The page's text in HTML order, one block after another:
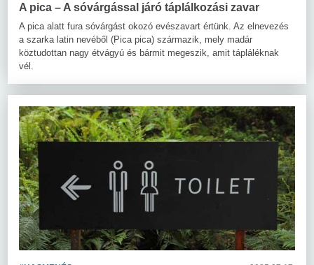
A pica – A sóvárgással járó táplálkozási zavar
A pica alatt fura sóvárgást okozó evészavart értünk. Az elnevezés
a szarka latin nevéből (Pica pica) származik, mely madár
köztudottan nagy étvágyú és bármit megeszik, amit tápláléknak
vél.